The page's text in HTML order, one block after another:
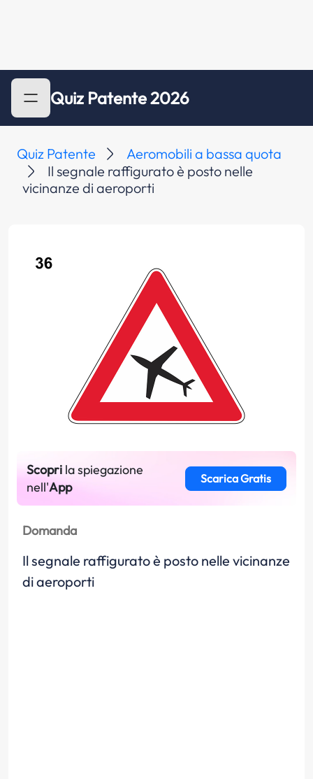
Quiz Patente 2026
Quiz Patente
Aeromobili a bassa quota
Il segnale raffigurato è posto nelle
vicinanze di aeroporti
Scopri la spiegazione
nell'App
Scarica Gratis
Domanda
Il segnale raffigurato è posto nelle vicinanze
di aeroporti